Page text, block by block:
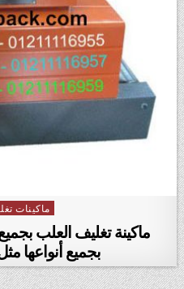
Posted in
ماكينات
ماكينة تغليف العلب
بجميع أنواعها